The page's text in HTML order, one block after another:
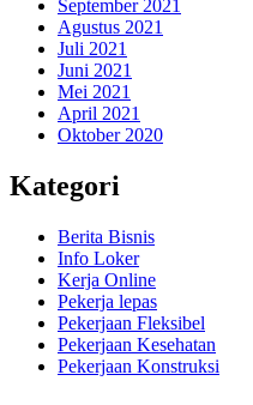
September 2021
Agustus 2021
Juli 2021
Juni 2021
Mei 2021
April 2021
Oktober 2020
Kategori
Berita Bisnis
Info Loker
Kerja Online
Pekerja lepas
Pekerjaan Fleksibel
Pekerjaan Kesehatan
Pekerjaan Konstruksi